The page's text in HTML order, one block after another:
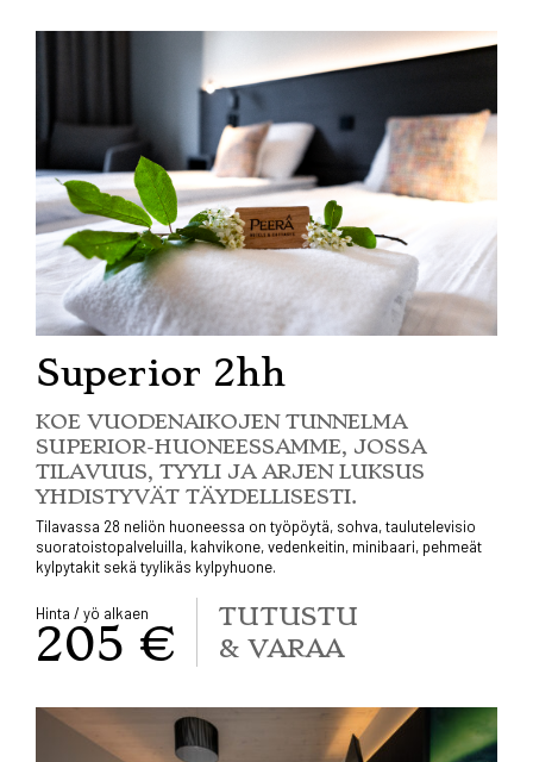
Superior 2hh
KOE VUODENAIKOJEN TUNNELMA
SUPERIOR-HUONEESSAMME, JOSSA
TILAVUUS, TYYLI JA ARJEN LUKSUS
YHDISTYVÄT TÄYDELLISESTI.
Tilavassa 28 neliön huoneessa on työpöytä, sohva, taulutelevisio
suoratoistopalveluilla, kahvikone, vedenkeitin, minibaari, pehmeät
kylpytakit sekä tyylikäs kylpyhuone.
Hinta / yö alkaen
205 €
TUTUSTU
& VARAA